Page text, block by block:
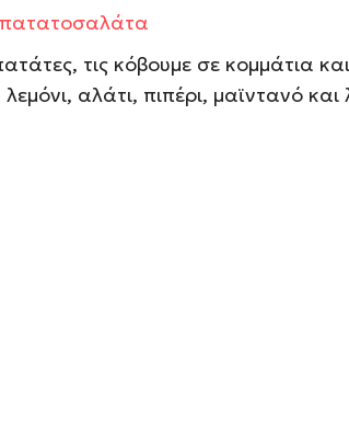
τις κόβουμε σε κομμάτια
αλάτι, πιπέρι, μαϊντανό και